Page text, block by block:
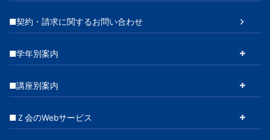
■契約・請求に関するお問い合わせ
■学年別案内
■講座別案内
■Ｚ会のWebサービス